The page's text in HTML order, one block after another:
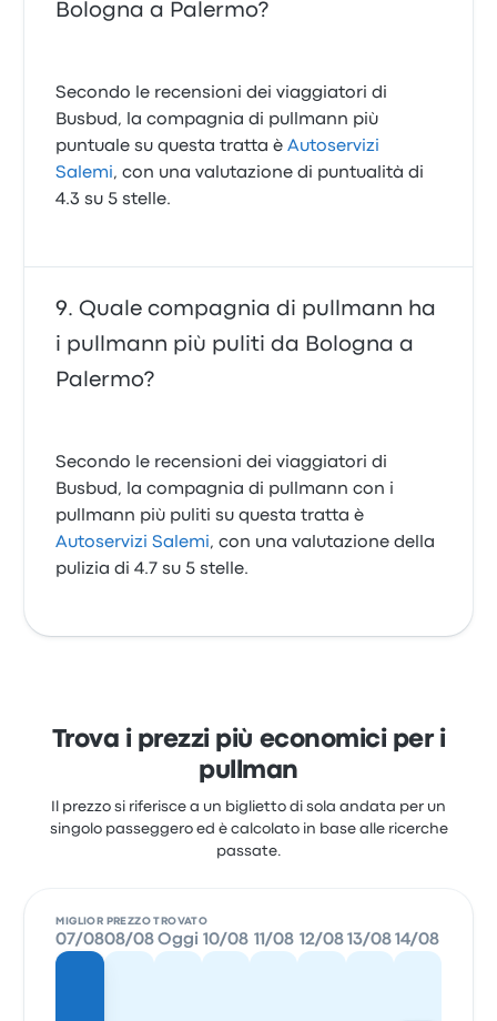
Bologna a Palermo?
Secondo le recensioni dei viaggiatori di
Busbud, la compagnia di pullmann più
puntuale su questa tratta èAutoservizi
Salemi, con una valutazione di puntualità di
4.3 su 5 stelle.
Quale compagnia di pullmann ha
i pullmann più puliti da Bologna a
Palermo?
Secondo le recensioni dei viaggiatori di
Busbud, la compagnia di pullmann con i
pullmann più puliti su questa tratta è
Autoservizi Salemi, con una valutazione della
pulizia di 4.7 su 5 stelle.
Trova i prezzi più economici per i
pullman
Il prezzo si riferisce a un biglietto di sola andata per un
singolo passeggero ed è calcolato in base alle ricerche
passate.
MIGLIOR PREZZO TROVATO
07/0808/08 Oggi 10/08 11/08 12/08 13/08 14/08